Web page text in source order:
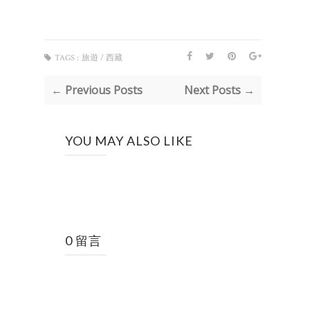
TAGS : 旅遊 / 西藏
← Previous Posts Next Posts →
YOU MAY ALSO LIKE
0 留言